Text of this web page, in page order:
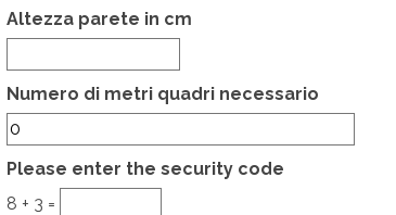
Altezza parete in cm
Hidden
Numero di metri quadri necessario
Please enter the security code
8 + 3 =